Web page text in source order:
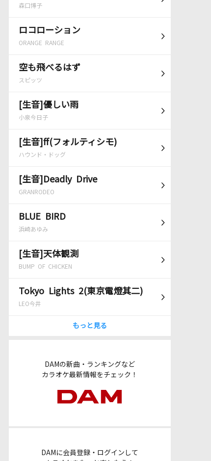
森口博子
ロコローション
ORANGE RANGE
空も飛べるはず
スピッツ
[生音]優しい雨
小泉今日子
[生音]ff(フォルティシモ)
ハウンド・ドッグ
[生音]Deadly Drive
GRANRODEO
BLUE BIRD
浜崎あゆみ
[生音]天体観測
BUMP OF CHICKEN
Tokyo Lights 2(東京電燈其二)
LEO今井
もっと見る
DAMの新曲・ランキングなど
カラオケ最新情報をチェック！
DAMに会員登録・ログインして